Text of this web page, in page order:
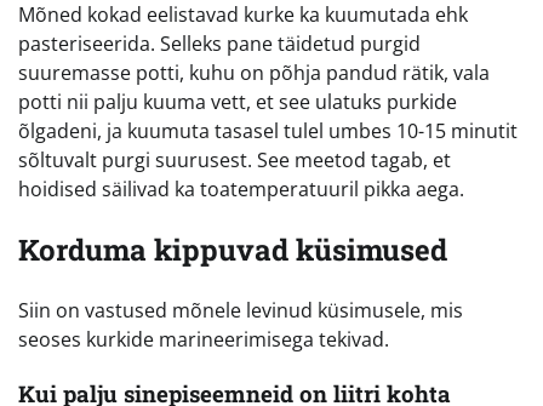
Mõned kokad eelistavad kurke ka kuumutada ehk
pasteriseerida. Selleks pane täidetud purgid
suuremasse potti, kuhu on põhja pandud rätik, vala
potti nii palju kuuma vett, et see ulatuks purkide
õlgadeni, ja kuumuta tasasel tulel umbes 10-15 minutit
sõltuvalt purgi suurusest. See meetod tagab, et
hoidised säilivad ka toatemperatuuril pikka aega.
Korduma kippuvad küsimused
Siin on vastused mõnele levinud küsimusele, mis
seoses kurkide marineerimisega tekivad.
Kui palju sinepiseemneid on liitri kohta